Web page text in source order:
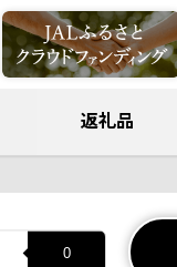
返礼品
0